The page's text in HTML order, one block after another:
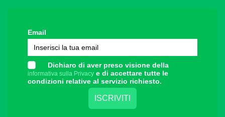
Email
Dichiaro di aver preso visione della
informativa sulla Privacy e di accettare tutte le
condizioni relative al servizio richiesto.